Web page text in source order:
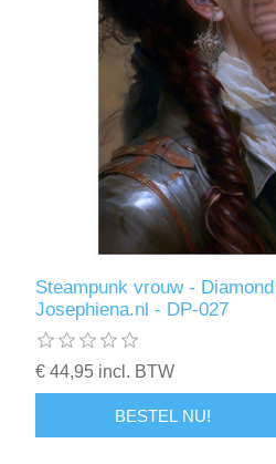
Steampunk vrouw -
Josephiena.nl - DP-027
€ 44,95 incl. BTW
BESTEL NU!